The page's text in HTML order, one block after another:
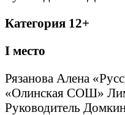
Категория 12+
I место
Рязанова Алена
«Олинская СОШ»
Руководитель